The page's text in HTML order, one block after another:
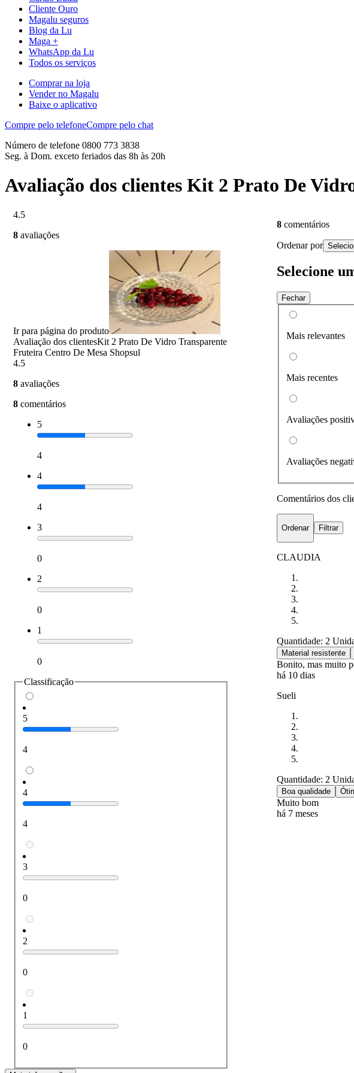
Cliente Ouro
Magalu seguros
Blog da Lu
Maga +
WhatsApp da Lu
Todos os serviços
Comprar na loja
Vender no Magalu
Baixe o aplicativo
Compre pelo telefoneCompre pelo chat
Número de telefone 0800 773 3838
Seg. à Dom. exceto feriados das 8h às 20h
Avaliação dos clientes Kit 2 Prato De
4.5
8 avaliações
Ir para página do produto
Avaliação dos clientesKit 2 Prato De Vidro Transparente
Fruteira Centro De Mesa Shopsul
4.5
8 avaliações
8 comentários
5
4
4
4
3
0
2
0
1
0
Classificação
5
4
4
4
3
0
2
0
1
0
8 comentários
Ordenar por
Selecione
Fechar
Mais relevantes
Mais recentes
Avaliações
Avaliações
Comentários dos
Ordenar Filtrar
CLAUDIA
Quantidade: 2
Material resistente
Bonito, mas muito
há 10 dias
Sueli
Quantidade: 2
Boa qualidade
Muito bom
há 7 meses